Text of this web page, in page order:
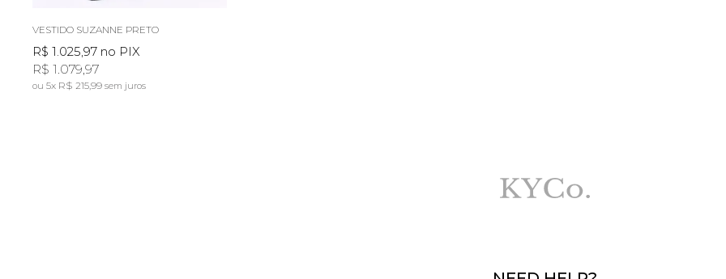
VESTIDO SUZANNE PRETO
R$ 1.025,97 no PIX
R$ 1.079,97
5x R$ 215,99 sem juros